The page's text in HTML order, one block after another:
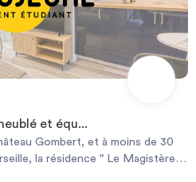
et équ...
Gombert, et à moins de 30
la résidence " Le Magistère "
la vie étudiante ! Nos logements